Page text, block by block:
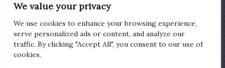
We value your privacy
We use cookies to enhance your browsing experience,
serve personalized ads or content, and analyze our
traffic. By clicking "Accept All", you consent to our use of
cookies.